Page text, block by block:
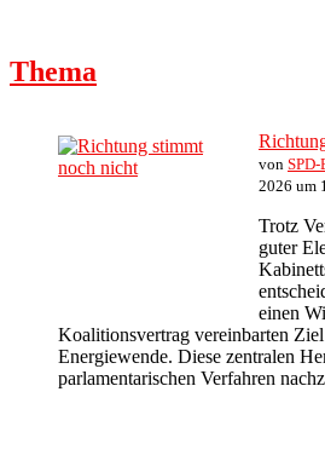
Thema
von
2026 um
Trotz
guter
einen
Koalitionsvertrag vereinbarten
Energiewende. Diese zentralen
parlamentarischen Verfahren